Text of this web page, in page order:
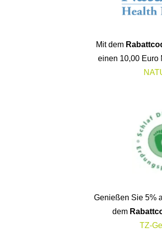
Mit dem
einen 10,00 Euro
Genießen Sie 5%
dem
TZ-